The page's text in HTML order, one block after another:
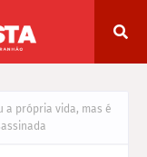
a própria vida, mas é